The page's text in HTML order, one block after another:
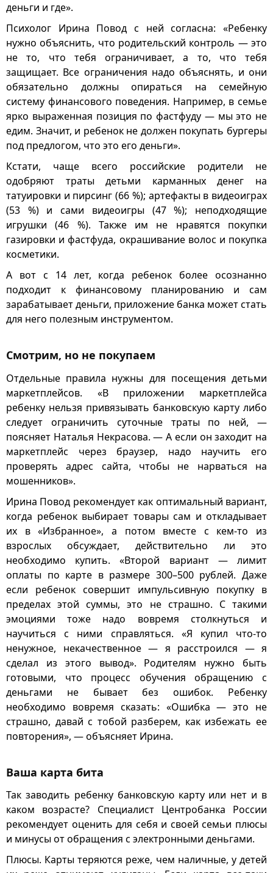
деньги и где».
Психолог Ирина Повод с ней согласна: «Ребенку
нужно объяснить, что родительский контроль — это
не то, что тебя ограничивает, а то, что тебя
защищает. Все ограничения надо объяснять, и они
обязательно должны опираться на семейную
систему финансового поведения. Например, в семье
ярко выраженная позиция по фастфуду — мы это не
едим. Значит, и ребенок не должен покупать бургеры
под предлогом, что это его деньги».
Кстати, чаще всего российские родители не
одобряют траты детьми карманных денег на
татуировки и пирсинг (66 %); артефакты в видеоиграх
(53 %) и сами видеоигры (47 %); неподходящие
игрушки (46 %). Также им не нравятся покупки
газировки и фастфуда, окрашивание волос и покупка
косметики.
А вот с 14 лет, когда ребенок более осознанно
подходит к финансовому планированию и сам
зарабатывает деньги, приложение банка может стать
для него полезным инструментом.
Смотрим, но не покупаем
Отдельные правила нужны для посещения детьми
маркетплейсов. «В приложении маркетплейса
ребенку нельзя привязывать банковскую карту либо
следует ограничить суточные траты по ней, —
поясняет Наталья Некрасова. — А если он заходит на
маркетплейс через браузер, надо научить его
проверять адрес сайта, чтобы не нарваться на
мошенников».
Ирина Повод рекомендует как оптимальный вариант,
когда ребенок выбирает товары сам и откладывает
их в «Избранное», а потом вместе с кем-то из
взрослых обсуждает, действительно ли это
необходимо купить. «Второй вариант — лимит
оплаты по карте в размере 300–500 рублей. Даже
если ребенок совершит импульсивную покупку в
пределах этой суммы, это не страшно. С такими
эмоциями тоже надо вовремя столкнуться и
научиться с ними справляться. «Я купил что-то
ненужное, некачественное — я расстроился — я
сделал из этого вывод». Родителям нужно быть
готовыми, что процесс обучения обращению с
деньгами не бывает без ошибок. Ребенку
необходимо вовремя сказать: «Ошибка — это не
страшно, давай с тобой разберем, как избежать ее
повторения», — объясняет Ирина.
Ваша карта бита
Так заводить ребенку банковскую карту или нет и в
каком возрасте? Специалист Центробанка России
рекомендует оценить для себя и своей семьи плюсы
и минусы от обращения с электронными деньгами.
Плюсы. Карты теряются реже, чем наличные, у детей